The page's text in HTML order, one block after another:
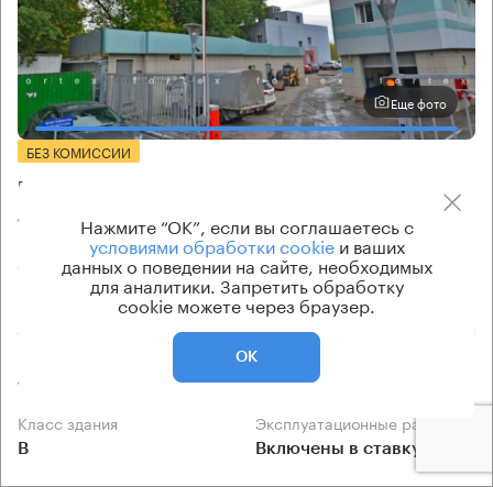
Еще фото
БЕЗ КОМИССИИ
Бизнес-центр
Лесной Двор
Москва, 2-й Рощинский проезд, 12
Верхние Котлы → 4.39 км ~32 мин
1880 кв.м 18 000 Р/м² в год
Класс здания
B
Эксплуатационные расходы
Включены в ставку
Нажмите “ОК”, если вы соглашаетесь с
условиями обработки cookieи ваших
данных о поведении на сайте, необходимых
для аналитики. Запретить обработку
cookie можете через браузер.
ОК